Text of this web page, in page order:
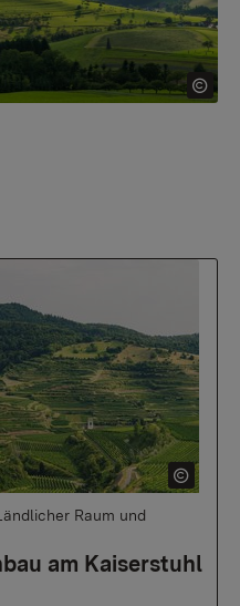
am Kaiserstuhl
Raum und